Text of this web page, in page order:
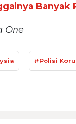
Banyak
One
#Polisi